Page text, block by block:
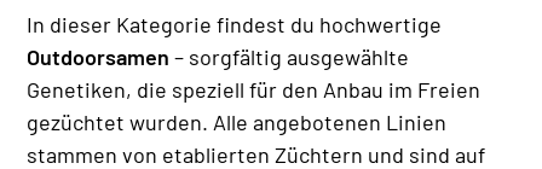
In dieser Kategorie findest du hochwertige
Outdoorsamen – sorgfältig ausgewählte
Genetiken, die speziell für den Anbau im Freien
gezüchtet wurden. Alle angebotenen Linien
stammen von etablierten Züchtern und sind auf